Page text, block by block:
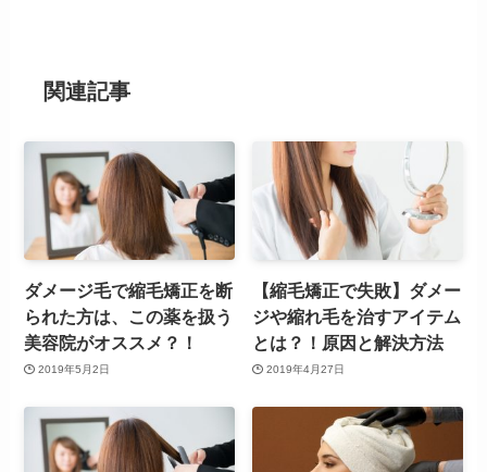
関連記事
ダメージ毛で縮毛矯正を断
られた方は、この薬を扱う
美容院がオススメ？！
2019年5月2日
【縮毛矯正で失敗】ダメー
ジや縮れ毛を治すアイテム
とは？！原因と解決方法
2019年4月27日